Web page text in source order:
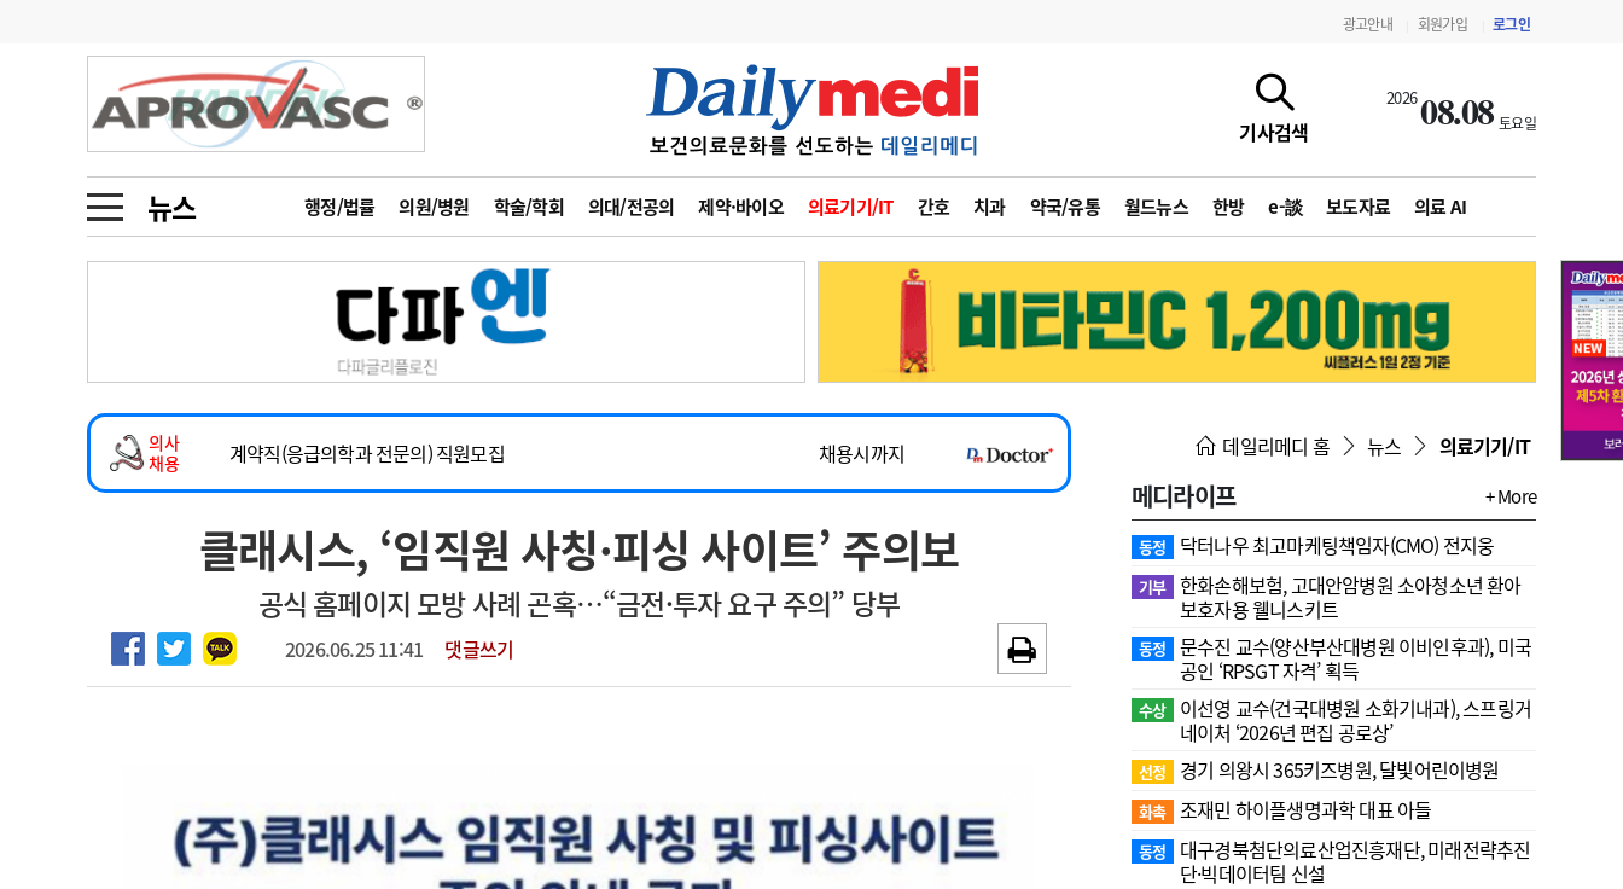
광고안내 회원가입 로그인
기사검색
202608.08 토요일
뉴스 행정/법률 의원/병원 학술/학회 의대/전공의 제약·바이오 의료기기/IT 간호 치과 약국/유통 월드뉴스 한방 e-談 보도자료 의료 AI
금주의 검색어
1
의사인력 수급 추계
2
성분명 처방
3
AI의료
4
전공의 모집 결과
6
관리급여 실시
지필공 지원책
수련환경 개선
의과대학 입시
메디인포 인사 사고
오피니언 칼럼 수첩
인물 초대석 피플
동영상뉴스
포토뉴스
메디 Hospital 지역병원 중소병원
인포메이션 행정처분 판례 정책/통계 공시 지침·기준·평가 약제급여 심사 결과
회사소개 법적고지 광고안내
의사
채용
2026년 하반기 인턴 모집
~2026-08-31
마취통증의학과 임기제 임상의사 채용
채용시까지
계약직(응급의학과 전문의) 직원모집
채용시까지
하반기 전공의(레지던트1년차) 모집
~2026-08-15
2026년 하반기 인턴 모집
~2026-08-31
마취통증의학과 임기제 임상의사 채용
채용시까지
클래시스, ‘임직원 사칭·피싱 사이트’ 주의보
공식 홈페이지 모방 사례 곤혹…“금전·투자 요구 주의” 당부
2026.06.25 11:41 댓글쓰기
데일리메디 홈 뉴스 의료기기/IT
메디라이프 + More
동정 닥터나우 최고마케팅책임자(CMO) 전지웅
기부 한화손해보험, 고대안암병원 소아청소년 환아
보호자용 웰니스키트
동정
문수진 교수( 양산부산대병원 이비인후과), 미국
공인 ‘RPSGT 자격’ 획득
수상
이선영 교수(건국대병원 소화기내과), 스프링거
네이처 ‘2026년 편집 공로상’
선정 경기 의왕시 365키즈병원, 달빛어린이병원
화촉 조재민 하이플생명과학 대표 아들
동정
대구경북첨단의료산업진흥재단, 미래전략추진
단·빅데이터팀 신설